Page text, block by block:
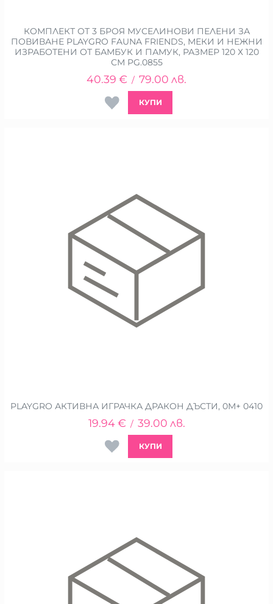
КОМПЛЕКТ ОТ 3 БРОЯ МУСЕЛИНОВИ ПЕЛЕНИ ЗА
ПОВИВАНЕ PLAYGRO FAUNA FRIENDS, МЕКИ И НЕЖНИ
ИЗРАБОТЕНИ ОТ БАМБУК И ПАМУК, РАЗМЕР 120 Х 120
СМ PG.0855
40.39 € / 79.00 лв.
КУПИ
PLAYGRO АКТИВНА ИГРАЧКА ДРАКОН ДЪСТИ, 0М+ 0410
19.94 € / 39.00 лв.
КУПИ